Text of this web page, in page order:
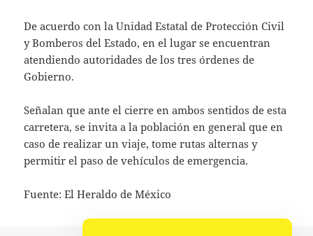
De acuerdo con la Unidad Estatal de Protección Civil
y Bomberos del Estado, en el lugar se encuentran
atendiendo autoridades de los tres órdenes de
Gobierno.
Señalan que ante el cierre en ambos sentidos de esta
carretera, se invita a la población en general que en
caso de realizar un viaje, tome rutas alternas y
permitir el paso de vehículos de emergencia.
Fuente: El Heraldo de México